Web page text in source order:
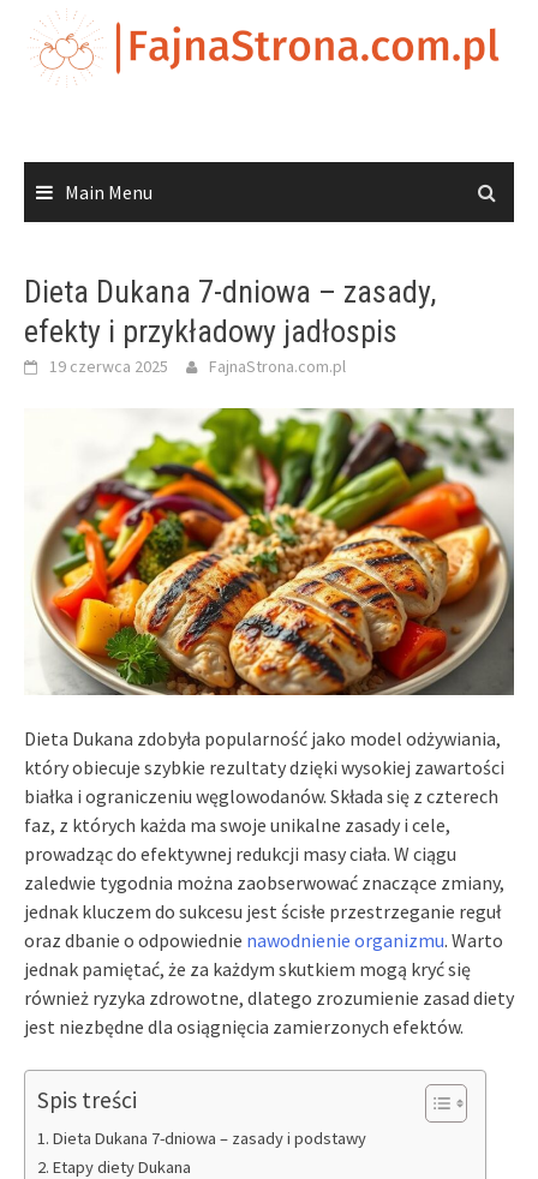
content
Main Menu
Dieta Dukana 7-dniowa – zasady,
efekty i przykładowy jadłospis
19 czerwca 2025 FajnaStrona.com.pl
Dieta Dukana zdobyła popularność jako model odżywiania,
który obiecuje szybkie rezultaty dzięki wysokiej zawartości
białka i ograniczeniu węglowodanów. Składa się z czterech
faz, z których każda ma swoje unikalne zasady i cele,
prowadząc do efektywnej redukcji masy ciała. W ciągu
zaledwie tygodnia można zaobserwować znaczące zmiany,
jednak kluczem do sukcesu jest ścisłe przestrzeganie reguł
oraz dbanie o odpowiednie nawodnienie organizmu. Warto
jednak pamiętać, że za każdym skutkiem mogą kryć się
również ryzyka zdrowotne, dlatego zrozumienie zasad diety
jest niezbędne dla osiągnięcia zamierzonych efektów.
Spis treści
Dieta Dukana 7-dniowa – zasady i podstawy
Etapy diety Dukana